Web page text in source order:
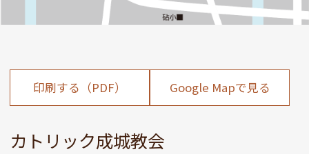
カトリック成城教会
印刷する（PDF） Google Mapで見る